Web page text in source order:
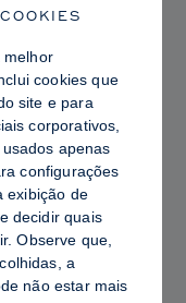
melhor
cookies que
site e para
corporativos,
​​apenas
configurações
exibição de
decidir quais
Observe que,
a
não estar mais